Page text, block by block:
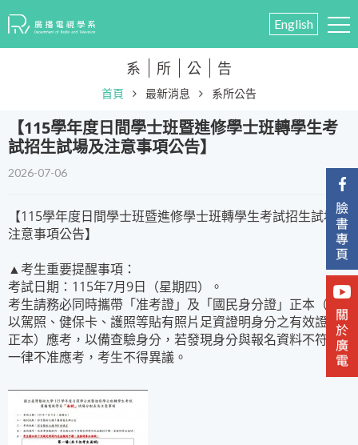
English
系 所 公 告
首頁 最新消息 系所公告
​【115學年度日間學士班暨進修學士班轉學生考
試招生試場及注意事項公告】
2026-07-06
【115學年度日間學士班暨進修學士班轉學生考試招生試場及
注意事項公告】
▲考生重要提醒事項：
考試日期：115年7月9日（星期四）。
考生請務必同時攜帶「准考證」及「國民身分證」正本（或
以駕照、健保卡、護照等貼有照片足資證明身分之有效證件
正本）應考，以備查驗身分，若發現身分與報名資料不符，
一律不准應考，考生不得異議。